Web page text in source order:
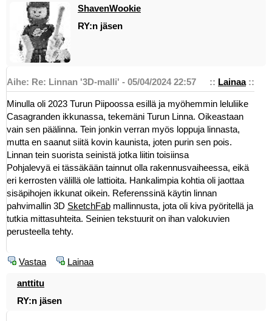
ShavenWookie
RY:n jäsen
:: Lainaa::
Aihe: Re: Linnan '3D-malli' - 05/04/2024 22:57
Minulla oli 2023 Turun Piipoossa esillä ja myöhemmin leluliike
Casagranden ikkunassa, tekemäni Turun Linna. Oikeastaan
vain sen päälinna. Tein jonkin verran myös loppuja linnasta,
mutta en saanut siitä kovin kaunista, joten purin sen pois.
Linnan tein suorista seinistä jotka liitin toisiinsa
Pohjalevyä ei tässäkään tainnut olla rakennusvaiheessa, eikä
eri kerrosten välillä ole lattioita. Hankalimpia kohtia oli jaottaa
sisäpihojen ikkunat oikein. Referenssinä käytin linnan
pahvimallin 3D SketchFab mallinnusta, jota oli kiva pyöritellä ja
tutkia mittasuhteita. Seinien tekstuurit on ihan valokuvien
perusteella tehty.
Vastaa Lainaa
anttitu
RY:n jäsen